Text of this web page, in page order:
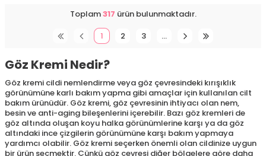
Toplam317 ürün bulunmaktadır.
1
2 3 …
Göz Kremi Nedir?
Göz kremi cildi nemlendirme veya göz çevresindeki kırışıklık
görünümüne karlı bakım yapma gibi amaçlar için kullanılan cilt
bakım ürünüdür. Göz kremi, göz çevresinin ihtiyacı olan nem,
besin ve anti-aging bileşenlerini içerebilir. Bazı göz kremleri de
göz altında oluşan koyu halka görünümlerine karşı ya da göz
altındaki ince çizgilerin görünümüne karşı bakım yapmaya
yardımcı olabilir. Göz kremi seçerken önemli olan cildinize uygun
bir ürün seçmektir. Çünkü göz çevresi diğer bölgelere göre daha